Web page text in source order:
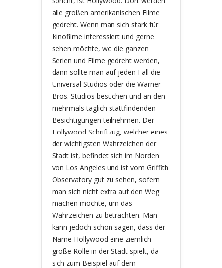
alle großen amerikanischen Filme
gedreht. Wenn man sich stark für
Kinofilme interessiert und gerne
sehen möchte, wo die ganzen
Serien und Filme gedreht werden,
dann sollte man auf jeden Fall die
Universal Studios oder die Warner
Bros. Studios besuchen und an den
mehrmals täglich stattfindenden
Besichtigungen teilnehmen. Der
Hollywood Schriftzug, welcher eines
der wichtigsten Wahrzeichen der
Stadt ist, befindet sich im Norden
von Los Angeles und ist vom Griffith
Observatory gut zu sehen, sofern
man sich nicht extra auf den Weg
machen möchte, um das
Wahrzeichen zu betrachten. Man
kann jedoch schon sagen, dass der
Name Hollywood eine ziemlich
große Rolle in der Stadt spielt, da
sich zum Beispiel auf dem